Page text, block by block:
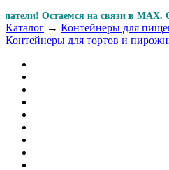
Остаемся на связи в MAX.
Каталог → Контейнеры для
Контейнеры для тортов и